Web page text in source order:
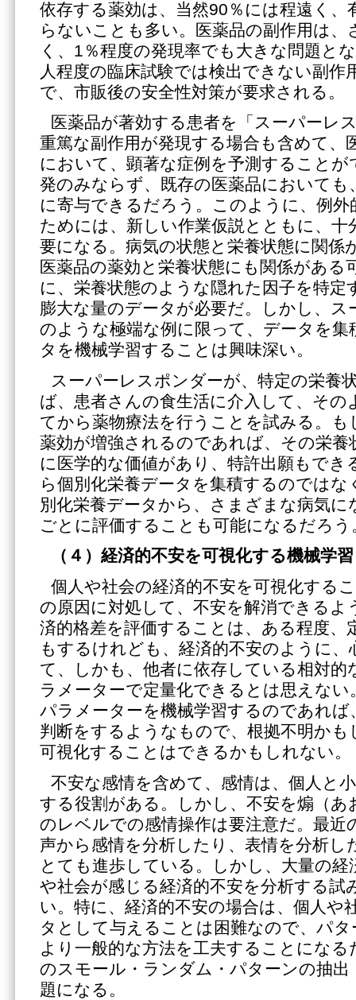
依存する薬効は、当然90％には程遠く、
らないことも多い。医薬品の副作用は、
く、1％程度の発現率でも大きな問題と
人程度の臨床試験では検出できない副作
で、市販後の安全性対策が要求される。
医薬品が著効する患者を「スーパーレ
重篤な副作用が発現する場合も含めて、
において、顕著な症例を予測することが
発のみならず、既存の医薬品においても
に寄与できるだろう。このように、例外
ためには、新しい作業仮説とともに、十
要になる。病気の状態と栄養状態に関係
医薬品の薬効と栄養状態にも関係がある
に、栄養状態のような隠れた因子を特定
膨大な量のデータが必要だ。しかし、ス
のような極端な例に限って、データを
タを機械学習することは興味深い。
スーパーレスポンダーが、特定の栄養
ば、患者さんの食生活に介入して、その
てから薬物療法を行うことを試みる。
薬効が増強されるのであれば、その栄養
に医学的な価値があり、特許出願もでき
ら個別化栄養データを集積するのではな
別化栄養データから、さまざまな病気に
ごとに評価することも可能になるだろう
（４）経済的不安を可視化する機械学習
個人や社会の経済的不安を可視化する
の原因に対処して、不安を解消できるよ
済的格差を評価することは、ある程度、
もするけれども、経済的不安のように、
て、しかも、他者に依存している相対的
ラメーターで定量化できるとは思えない
パラメーターを機械学習するのであれば
判断をするようなもので、根拠不明か
可視化することはできるかもしれない。
不安な感情を含めて、感情は、個人と
する役割がある。しかし、不安を煽（あ
のレベルでの感情操作は要注意だ。最近
声から感情を分析したり、表情を分析し
とても進歩している。しかし、大量の経
や社会が感じる経済的不安を分析する試
い。特に、経済的不安の場合は、個人や
タとして与えることは困難なので、パ
より一般的な方法を工夫することにな
のスモール・ランダム・パターンの抽出
題になる。